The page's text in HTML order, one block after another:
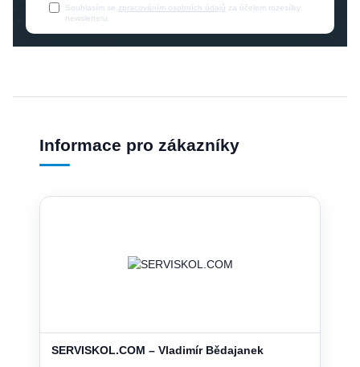
Souhlasím se zpracováním osobních údajů za účelem rozesílky
newsletteru.
Informace pro zákazníky
SERVISKOL.COM – Vladimír Bědajanek